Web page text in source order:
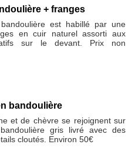
+ franges
est habillé par une
en cuir naturel assorti aux
sur le devant. Prix non
bandoulière
et de chèvre se rejoignent sur
gris livré avec des
cloutés. Environ 50€